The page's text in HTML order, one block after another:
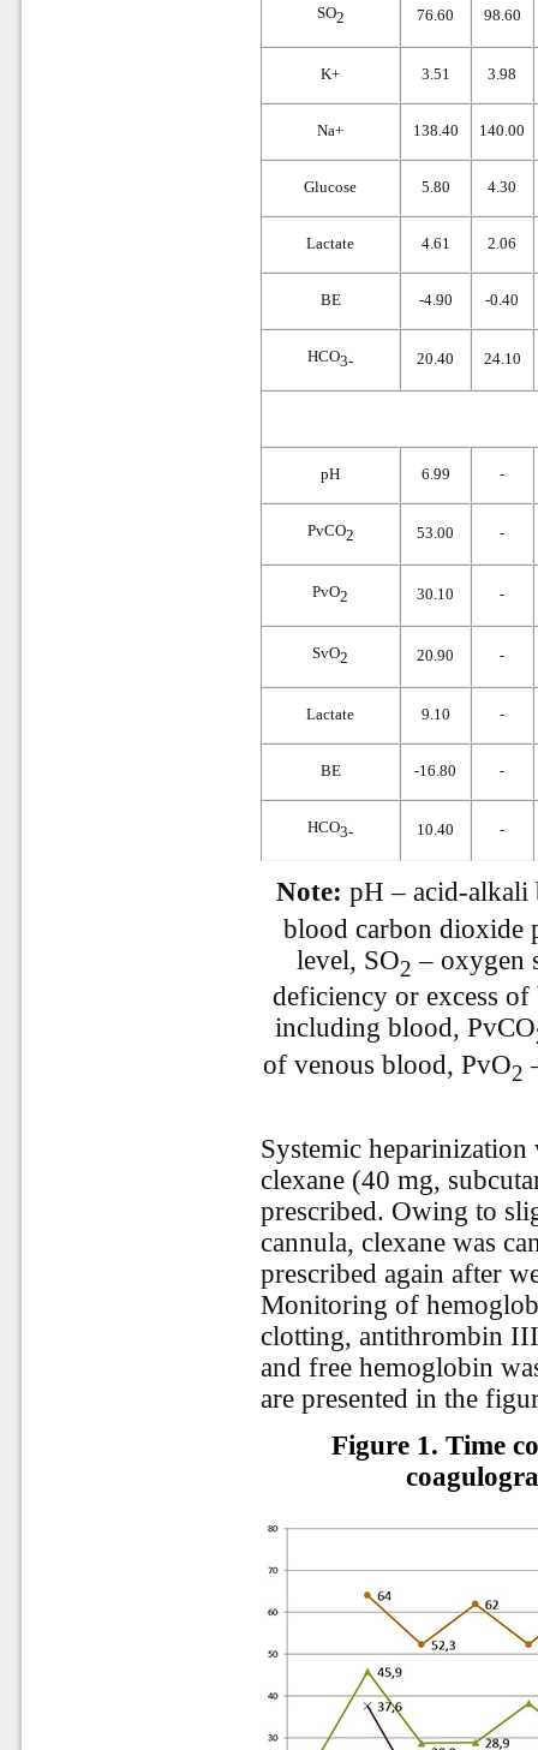
SO2 76.60 98.60
K+ 3.51 3.98
Na+ 138.40 140.00
Glucose 5.80 4.30
Lactate 4.61 2.06
BE -4.90 -0.40
HCO3- 20.40 24.10
pH 6.99 -
PvCO2 53.00 -
PvO2 30.10 -
SvO2 20.90 -
Lactate 9.10 -
BЕ -16.80 -
HCO3- 10.40 -
Note: pH – acid-alkali
blood carbon dioxide
level, SO2 – oxygen
deficiency or excess
including blood, PvCO
of venous blood, PvO2
Systemic
clexane (40 mg,
prescribed. Owing to
cannula, clexane was
prescribed again after
Monitoring of
clotting, antithrombin
and free hemoglobin
are presented in the
Figure 1. Time